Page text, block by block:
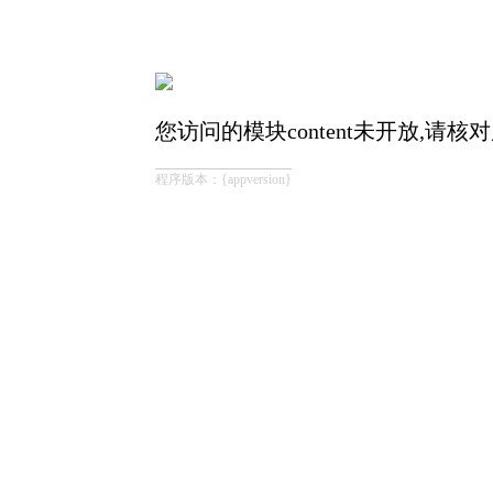
您访问的模块content未开放,请核对
程序版本：{appversion}